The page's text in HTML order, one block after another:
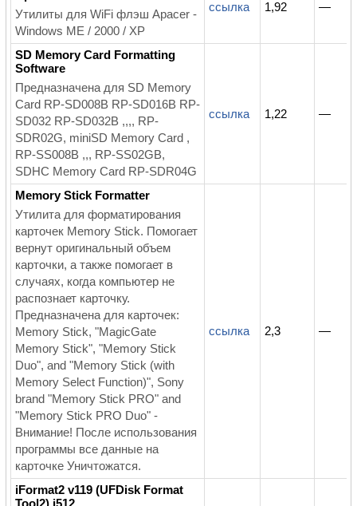
Утилиты для WiFi флэш Apacer -
Windows ME / 2000 / XP
ссылка 1,92 —
SD Memory Card Formatting
Software
Предназначена для SD Memory
Card RP-SD008B RP-SD016B RP-
SD032 RP-SD032B ,,,, RP-
SDR02G, miniSD Memory Card ,
RP-SS008B ,,, RP-SS02GB,
SDHC Memory Card RP-SDR04G
ссылка 1,22 —
Memory Stick Formatter
Утилита для форматирования
карточек Memory Stick. Помогает
вернут оригинальный объем
карточки, а также помогает в
случаях, когда компьютер не
распознает карточку.
Предназначена для карточек:
Memory Stick, "MagicGate
Memory Stick", "Memory Stick
Duo", and "Memory Stick (with
Memory Select Function)", Sony
brand "Memory Stick PRO" and
"Memory Stick PRO Duo" -
Внимание! После использования
программы все данные на
карточке Уничтожатся.
ссылка 2,3 —
iFormat2 v119 (UFDisk Format
Tool2) i512